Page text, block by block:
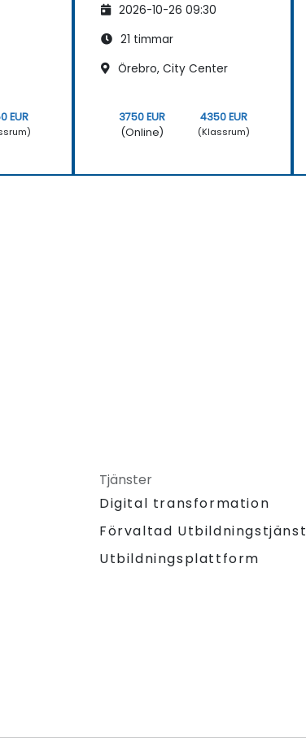
EUR
2026-10-26 09:30
21 timmar
Örebro, City Center
3750 EUR
(Online)
4350 EUR
(Klassrum)
Tjänster
Digital transformation
Förvaltad Utbildningstjänst
Utbildningsplattform